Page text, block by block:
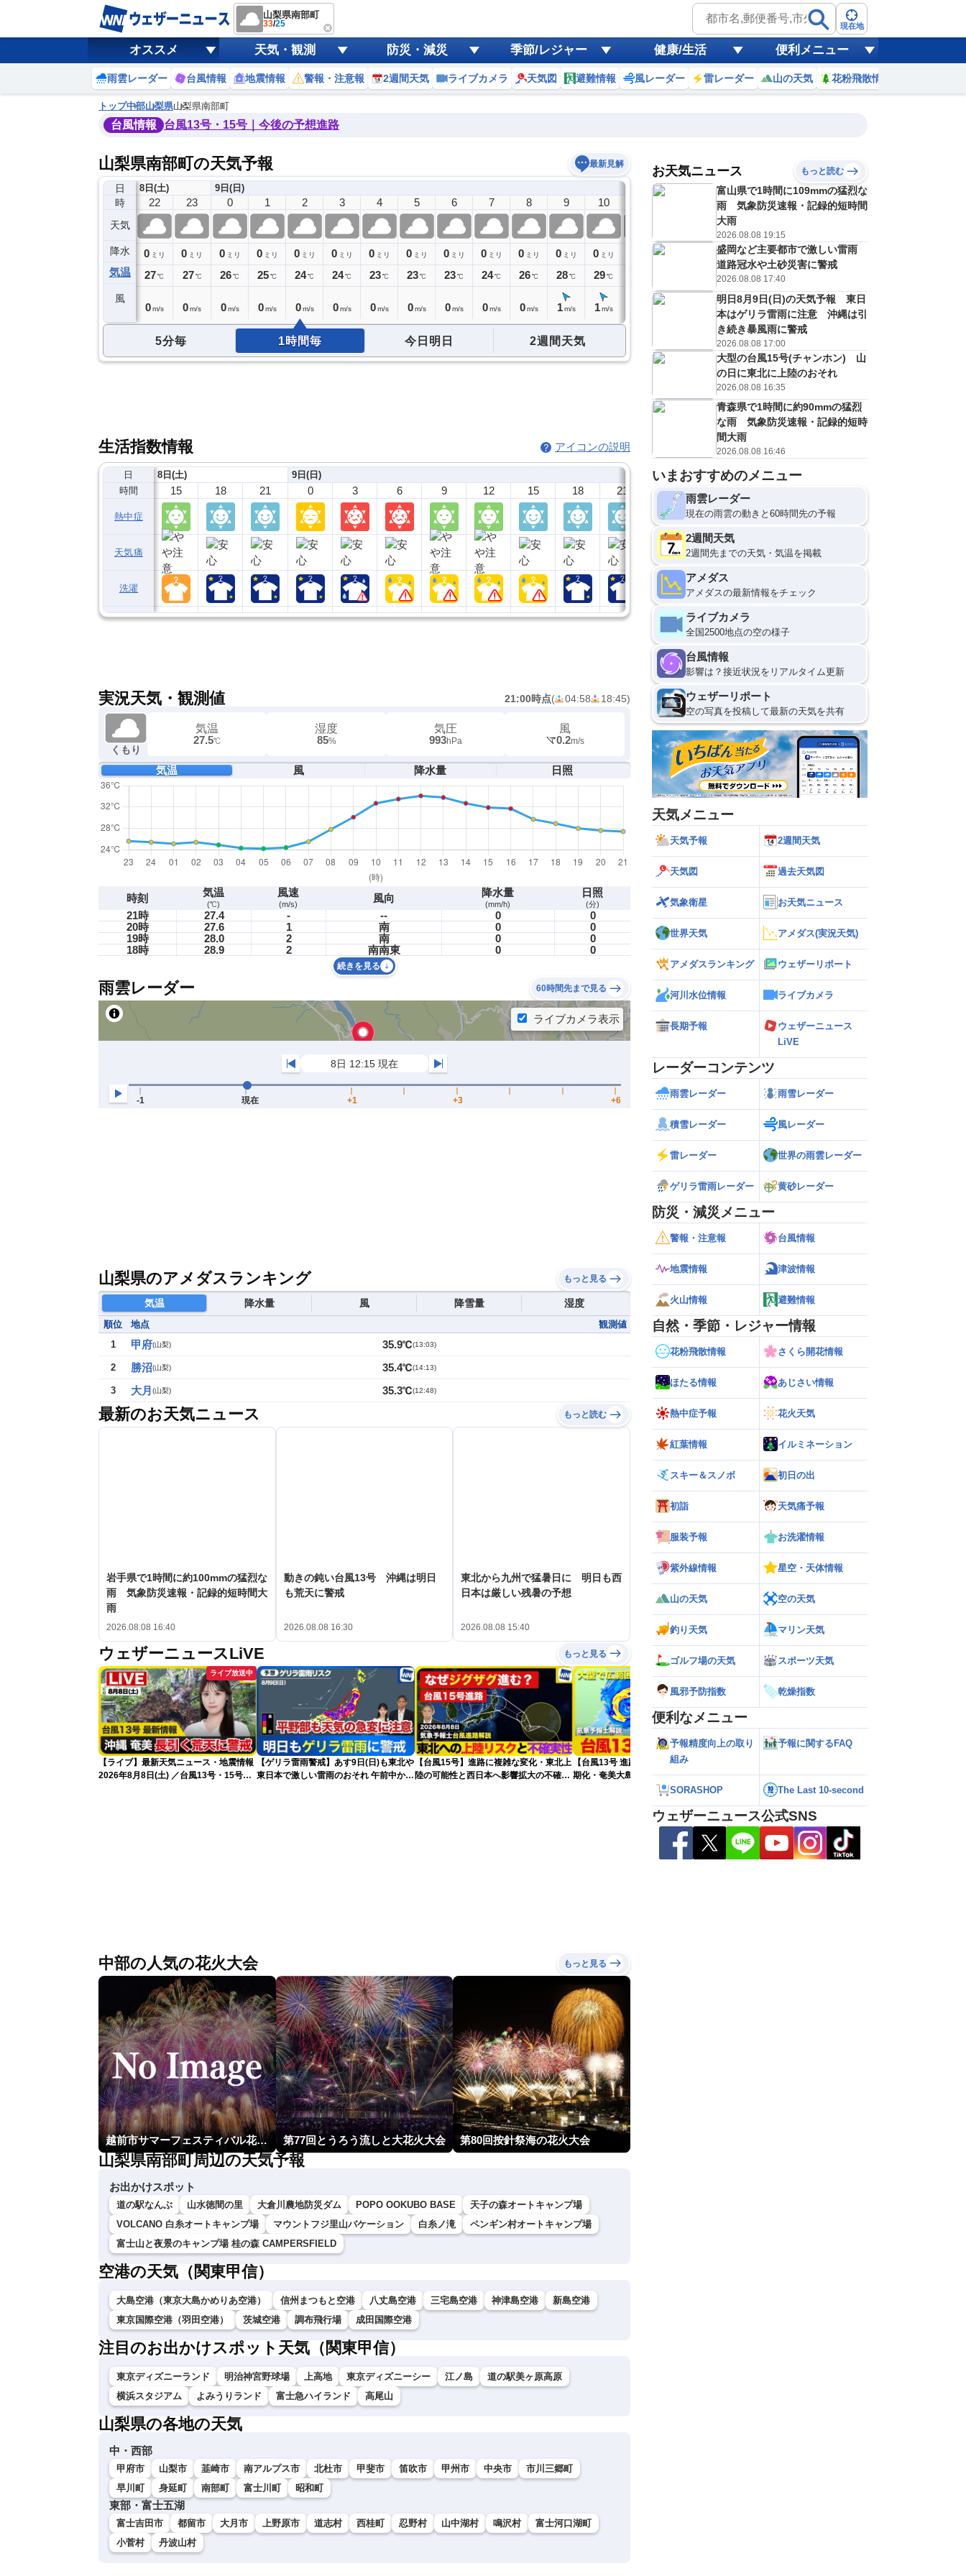
山梨県南部町
33/25 現在地
オススメ 天気・観測 防災・減災 季節/レジャー 健康/生活 便利メニュー
雨雲レーダー 台風情報 地震情報 警報・注意報 2週間天気 ライブカメラ 天気図 避難情報 風レーダー 雷レーダー 山の天気 花粉飛散情報
トップ中部山梨県山梨県南部町
台風情報 台風13号・15号｜今後の予想進路
山梨県南部町の天気予報 最新見解
日
時
天気
降水
気温
風
8日(土)
21
0ミリ
28℃
22
0 ミリ
27℃
0 m/s
23
0 ミリ
27 ℃
0m/s
9日(日)
0
0 ミリ
26℃
0 m/s
1
0 ミリ
25℃
0 m/s
2
0 ミリ
24℃
0 m/s
3
0 ミリ
24℃
0 m/s
4
0 ミリ
23℃
0 m/s
5
0 ミリ
23℃
0 m/s
6
0 ミリ
23℃
0 m/s
7
0 ミリ
24℃
0 m/s
8
0 ミリ
26℃
0 m/s
9
0 ミリ
28℃
1 m/s
10
0 ミリ
29℃
1 m/s
13
ミリ
℃
m/s
14
0 ミリ
33℃
2 m/s
15
0ミリ
32
1 m/s
16
0ミリ
1 m/s
17
0
1m/s
5分毎 1時間毎 今日明日 2週間天気
生活指数情報 アイコンの説明
日
時間
熱中症
天気痛
洗濯
8日(土)
15 18 21
9日(日)
0 3 6 9 12 15 18 21
10日(月)
0
実況天気・観測値 21:00時点( 04:58 18:45)
くもり
気温
27.5℃
湿度
85%
気圧
993hPa
風
0.2m/s
気温 風 降水量 日照
時刻 気温
(℃)
風速
(m/s) 風向 降水量
(mm/h)
日照
(分)
21時 27.4 - -- 0
0
20時
27.6 1 南 0
0
19時
28.0 2 南 0
0
18時
28.9 2 南南東 0 0
続きを見る
雨雲レーダー 60時間先まで見る
山梨県のアメダスランキング もっと見る
気温 降水量 風 降雪量 湿度
順位 地点
観測値
1
甲府(山梨) 35.9℃(13:03)
2 勝沼(山梨) 35.4℃(14:13)
3 大月 (山梨) 35.3℃(12:48)
最新のお天気ニュース もっと読む
岩手県で1時間に約100mmの猛烈な
雨 気象防災速報・記録的短時間大
雨
2026.08.08 16:40
動きの鈍い台風13号 沖縄は明日
も荒天に警戒
2026.08.08 16:30
東北から九州で猛暑日に 明日も西
日本は厳しい残暑の予想
2026.08.08 15:40
ウェザーニュースLiVE もっと見る
ライブ放送中
【ライブ】最新天気ニュース・地震情報
2026年8月8日(土) ／台風13号・15号
【ゲリラ雷雨警戒】あす9日(日)も東北や
東日本で激しい雷雨のおそれ 午前中から
【台風15号】進路に複雑な変化・東北上
陸の可能性と西日本へ影響拡大の不確実
【台風13号 進路解説】通過後も影響長
期化・奄美大島で総雨量400mm超・高
波に要警戒（2026.08.08 16:00）
水帯が発生のおそれも＜気象防災速報・
記録的短時間大雨＞
中部の人気の花火大会 もっと見る
越前市サマーフェスティバル花火大会 第77回とうろう流しと大花火大会 第80回按針祭海の花火大会
山梨県南部町周辺の天気予報
お出かけスポット
道の駅なんぶ 山水徳間の里 大倉川農地防災ダム POPO OOKUBO BASE
天子の森オートキャンプ場
VOLCANO 白糸オートキャンプ場
マウントフジ里山バケーション 白糸ノ滝
ペンギン村オートキャンプ場
富士山と夜景のキャンプ場 桂の森 CAMPERSFIELD
空港の天気（関東甲信）
大島空港（東京大島かめりあ空港） 信州まつもと空港 八丈島空港 三宅島空港 神津島空港
新島空港
東京国際空港（羽田空港）
茨城空港 調布飛行場 成田国際空港
注目のお出かけスポット天気（関東甲信）
東京ディズニーランド 明治神宮野球場 上高地 東京ディズニーシー 江ノ島
道の駅美ヶ原高原
横浜スタジアム
よみうりランド 富士急ハイランド 高尾山
山梨県の各地の天気
中・西部
甲府市 山梨市 韮崎市 南アルプス市 北杜市 甲斐市 笛吹市 甲州市 中央市
市川三郷町
早川町
身延町 南部町 富士川町 昭和町
東部・富士五湖
富士吉田市 都留市 大月市 上野原市 道志村 西桂町 忍野村 山中湖村 鳴沢村
富士河口湖町
小菅村
丹波山村
お天気ニュース もっと読む
富山県で1時間に109mmの猛烈な
雨 気象防災速報・記録的短時間
大雨
2026.08.08 19:15
盛岡など主要都市で激しい雷雨
道路冠水や土砂災害に警戒
2026.08.08 17:40
明日8月9日(日)の天気予報 東日
本はゲリラ雷雨に注意 沖縄は引
き続き暴風雨に警戒
2026.08.08 17:00
大型の台風15号(チャンホン) 山
の日に東北に上陸のおそれ
2026.08.08 16:35
青森県で1時間に約90mmの猛烈
な雨 気象防災速報・記録的短時
間大雨
2026.08.08 16:46
いまおすすめのメニュー
雨雲レーダー
現在の雨雲の動きと60時間先の予報
2週間天気
2週間先までの天気・気温を掲載
アメダス
アメダスの最新情報をチェック
ライブカメラ
全国2500地点の空の様子
台風情報
影響は？接近状況をリアルタイム更新
ウェザーリポート
空の写真を投稿して最新の天気を共有
天気メニュー
天気予報 2週間天気
天気図 過去天気図
気象衛星 お天気ニュース
世界天気 アメダス(実況天気)
アメダスランキング ウェザーリポート
河川水位情報 ライブカメラ
長期予報
ウェザーニュース
LiVE
レーダーコンテンツ
雨雲レーダー 雨雪レーダー
積雪レーダー 風レーダー
雷レーダー 世界の雨雲レーダー
ゲリラ雷雨レーダー 黄砂レーダー
防災・減災メニュー
警報・注意報 台風情報
地震情報 津波情報
火山情報 避難情報
自然・季節・レジャー情報
花粉飛散情報 さくら開花情報
ほたる情報 あじさい情報
熱中症予報 花火天気
紅葉情報 イルミネーション
スキー＆スノボ 初日の出
初詣 天気痛予報
服装予報 お洗濯情報
紫外線情報 星空・天体情報
山の天気 空の天気
釣り天気 マリン天気
ゴルフ場の天気 スポーツ天気
風邪予防指数 乾燥指数
便利なメニュー
予報精度向上の取り
組み
予報に関するFAQ
SORASHOP The Last 10-second
ウェザーニュース公式SNS